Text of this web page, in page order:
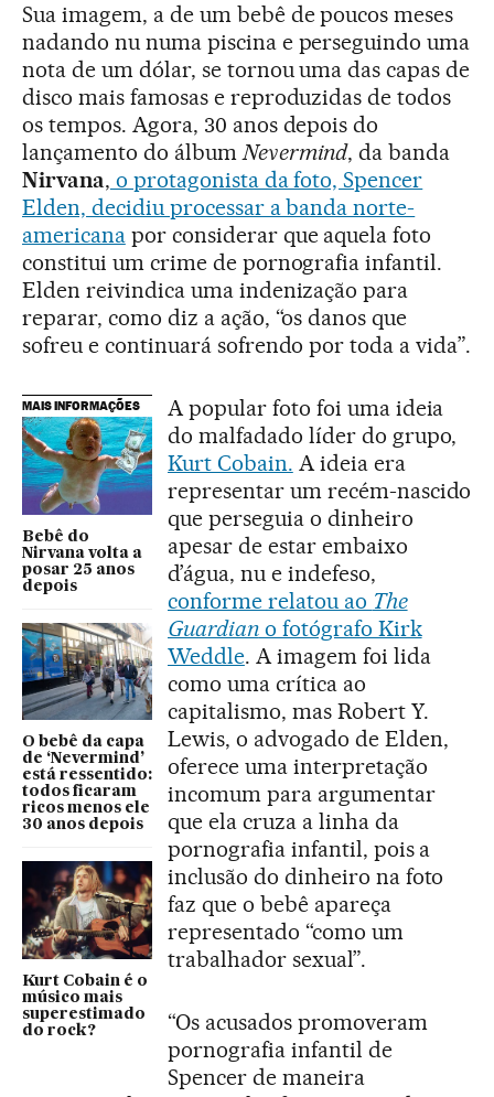
Sua imagem, a de um bebê de poucos meses
nadando nu numa piscina e perseguindo uma
nota de um dólar, se tornou uma das capas de
disco mais famosas e reproduzidas de todos
os tempos. Agora, 30 anos depois do
lançamento do álbumNevermind, da banda
Nirvana, o protagonista da foto, Spencer
Elden, decidiu processar a banda norte-
americanapor considerar que aquela foto
constitui um crime de pornografia infantil.
Elden reivindica uma indenização para
reparar, como diz a ação, “os danos que
sofreu e continuará sofrendo por toda a vida”.
MAIS INFORMAÇÕES
Bebê do
Nirvana volta a
posar 25 anos
depois
O bebê da capa
de ‘Nevermind’
está ressentido:
todos ficaram
ricos menos ele
30 anos depois
Kurt Cobain é o
músico mais
superestimado
do rock?
A popular foto foi uma ideia
do malfadado líder do grupo,
Kurt Cobain. A ideia era
representar um recém-nascido
que perseguia o dinheiro
apesar de estar embaixo
d’água, nu e indefeso,
conforme relatou ao The
Guardiano fotógrafo Kirk
Weddle. A imagem foi lida
como uma crítica ao
capitalismo, mas Robert Y.
Lewis, o advogado de Elden,
oferece uma interpretação
incomum para argumentar
que ela cruza a linha da
pornografia infantil, pois a
inclusão do dinheiro na foto
faz que o bebê apareça
representado “como um
trabalhador sexual”.
“Os acusados promoveram
pornografia infantil de
Spencer de maneira